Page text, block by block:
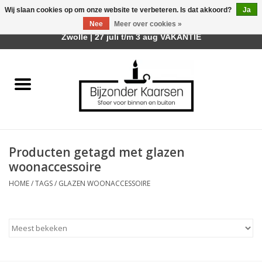
Räder Design Stories
Geurkaarsen
Tafelhaarden
Producten getagd met glazen
woonaccessoire
HOME/TAGS/ GLAZEN WOONACCESSOIRE
Wij slaan cookies op om onze website te verbeteren. Is dat akkoord?
Ja
Nee
Meer over cookies »
Afhalen is mogelijk bij mijn winkel Trotz | Belvederelaan 107
Zwolle | 27 juli t/m 3 aug VAKANTIE